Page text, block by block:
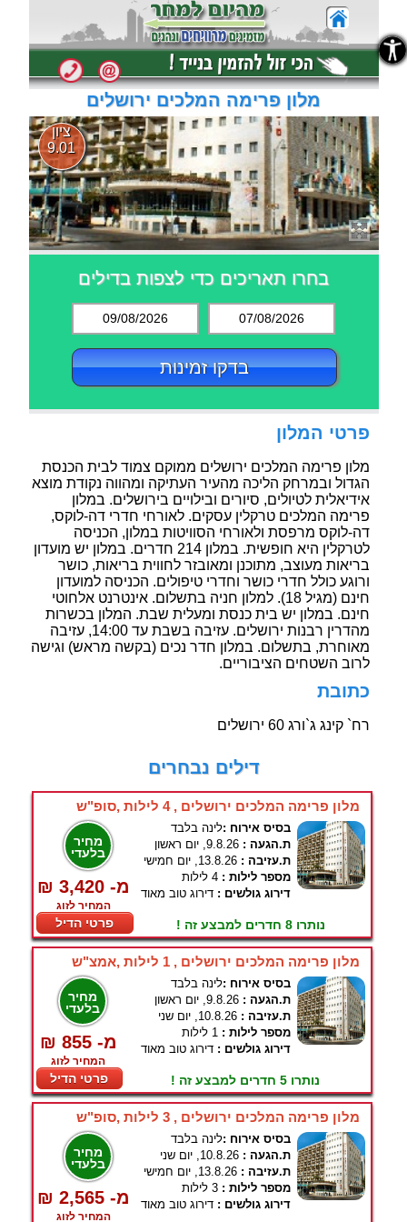
מלון פרימה המלכים ירושלים
ציון
9.01
בחרו תאריכים כדי לצפות בדילים
09/08/2026 07/08/2026
בדקו זמינות
פרטי המלון
מלון פרימה המלכים ירושלים ממוקם צמוד לבית הכנסת
הגדול ובמרחק הליכה מהעיר העתיקה ומהווה נקודת מוצא
אידיאלית לטיולים, סיורים ובילויים בירושלים. במלון
פרימה המלכים טרקלין עסקים. לאורחי חדרי דה-לוקס,
דה-לוקס מרפסת ולאורחי הסוויטות במלון, הכניסה
לטרקלין היא חופשית. במלון 214 חדרים. במלון יש מועדון
בריאות מעוצב, מתוכנן ומאובזר לחווית בריאות, כושר
ורוגע כולל חדרי כושר וחדרי טיפולים. הכניסה למועדון
חינם (מגיל 18). למלון חניה בתשלום. אינטרנט אלחוטי
חינם. במלון יש בית כנסת ומעלית שבת. המלון בכשרות
מהדרין רבנות ירושלים. עזיבה בשבת עד 14:00, עזיבה
מאוחרת, בתשלום. במלון חדר נכים (בקשה מראש) וגישה
לרוב השטחים הציבוריים.
כתובת
רח` קינג ג`ורג 60 ירושלים
דילים נבחרים
מלון פרימה המלכים ירושלים , 4 לילות ,סופ"ש
מחיר
בלעדי
₪ 3,420 -מ
המחיר לזוג
פרטי הדיל
בסיס אירוח :לינה בלבד
ת.הגעה : 9.8.26, יום ראשון
ת.עזיבה : 13.8.26, יום חמישי
מספר לילות : 4 לילות
דירוג גולשים : דירוג טוב מאוד
נותרו 8 חדרים למבצע זה !
מלון פרימה המלכים ירושלים , 1 לילות ,אמצ"ש
מחיר
בלעדי
₪ 855 -מ
המחיר לזוג
פרטי הדיל
בסיס אירוח :לינה בלבד
ת.הגעה : 9.8.26, יום ראשון
ת.עזיבה : 10.8.26, יום שני
מספר לילות : 1 לילות
דירוג גולשים : דירוג טוב מאוד
נותרו 5 חדרים למבצע זה !
מלון פרימה המלכים ירושלים , 3 לילות ,סופ"ש
מחיר
בלעדי
₪ 2,565 -מ
המחיר לזוג
בסיס אירוח :לינה בלבד
ת.הגעה : 10.8.26, יום שני
ת.עזיבה : 13.8.26, יום חמישי
מספר לילות : 3 לילות
דירוג גולשים : דירוג טוב מאוד
נגישות
נגישות